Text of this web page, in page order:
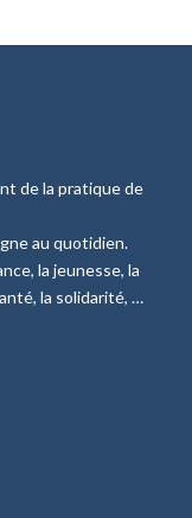
de la pratique de
au quotidien.
la jeunesse, la
la solidarité, …